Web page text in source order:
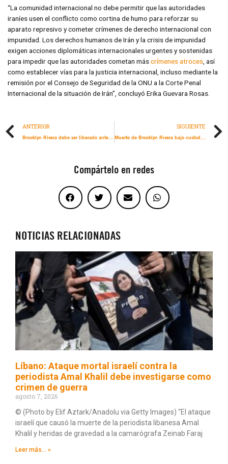
“La comunidad internacional no debe permitir que las autoridades
iraníes usen el conflicto como cortina de humo para reforzar su
aparato represivo y cometer crímenes de derecho internacional con
impunidad. Los derechos humanos de Irán y la crisis de impunidad
exigen acciones diplomáticas internacionales urgentes y sostenidas
para impedir que las autoridades cometan máscrímenes atroces , así
como establecer vías para la justicia internacional, incluso mediante la
remisión por el Consejo de Seguridad de la ONU a la Corte Penal
Internacional de la situación de Irán”, concluyó Erika Guevara Rosas.
ANTERIOR
SIGUIENTE
Compártelo en redes
NOTICIAS RELACIONADAS
Líbano: Ataque mortal israelí contra la
periodista Amal Khalil debe investigarse como
crimen de guerra
agosto 7, 2026
© (Photo by Elif Aztark/Anadolu via Getty Images) “El ataque
israelí que causó la muerte de la periodista libanesa Amal
Khalil y heridas de gravedad a la camarógrafa Zeinab Faraj
Leer más... »